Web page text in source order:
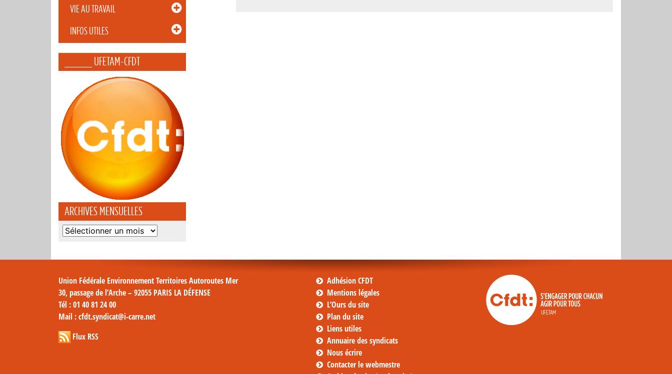
VIE AU TRAVAIL
INFOS UTILES
_____ UFETAM-CFDT
ARCHIVES MENSUELLES
Archives
Union Fédérale Environnement Territoires Autoroutes Mer
30, passage de l’Arche – 92055 PARIS LA DÉFENSE
Tél : 01 40 81 24 00
Mail : cfdt.syndicat@i-carre.net
Flux RSS
Adhésion CFDT
Mentions légales
L’Ours du site
Plan du site
Liens utiles
Annuaire des syndicats
Nous écrire
Contacter le webmestre